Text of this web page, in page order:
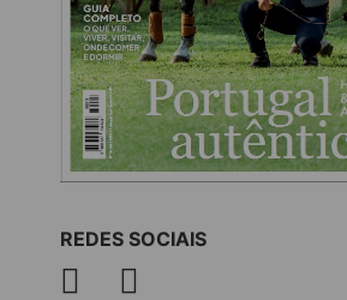
REDES SOCIAIS